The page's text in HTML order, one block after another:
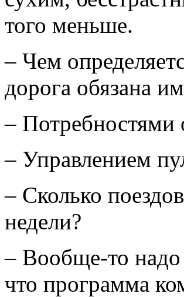
того меньше.
– Чем
дорога обязана
– Потребностями
– Управлением
– Сколько
недели?
– Вообще-то надо
что программа